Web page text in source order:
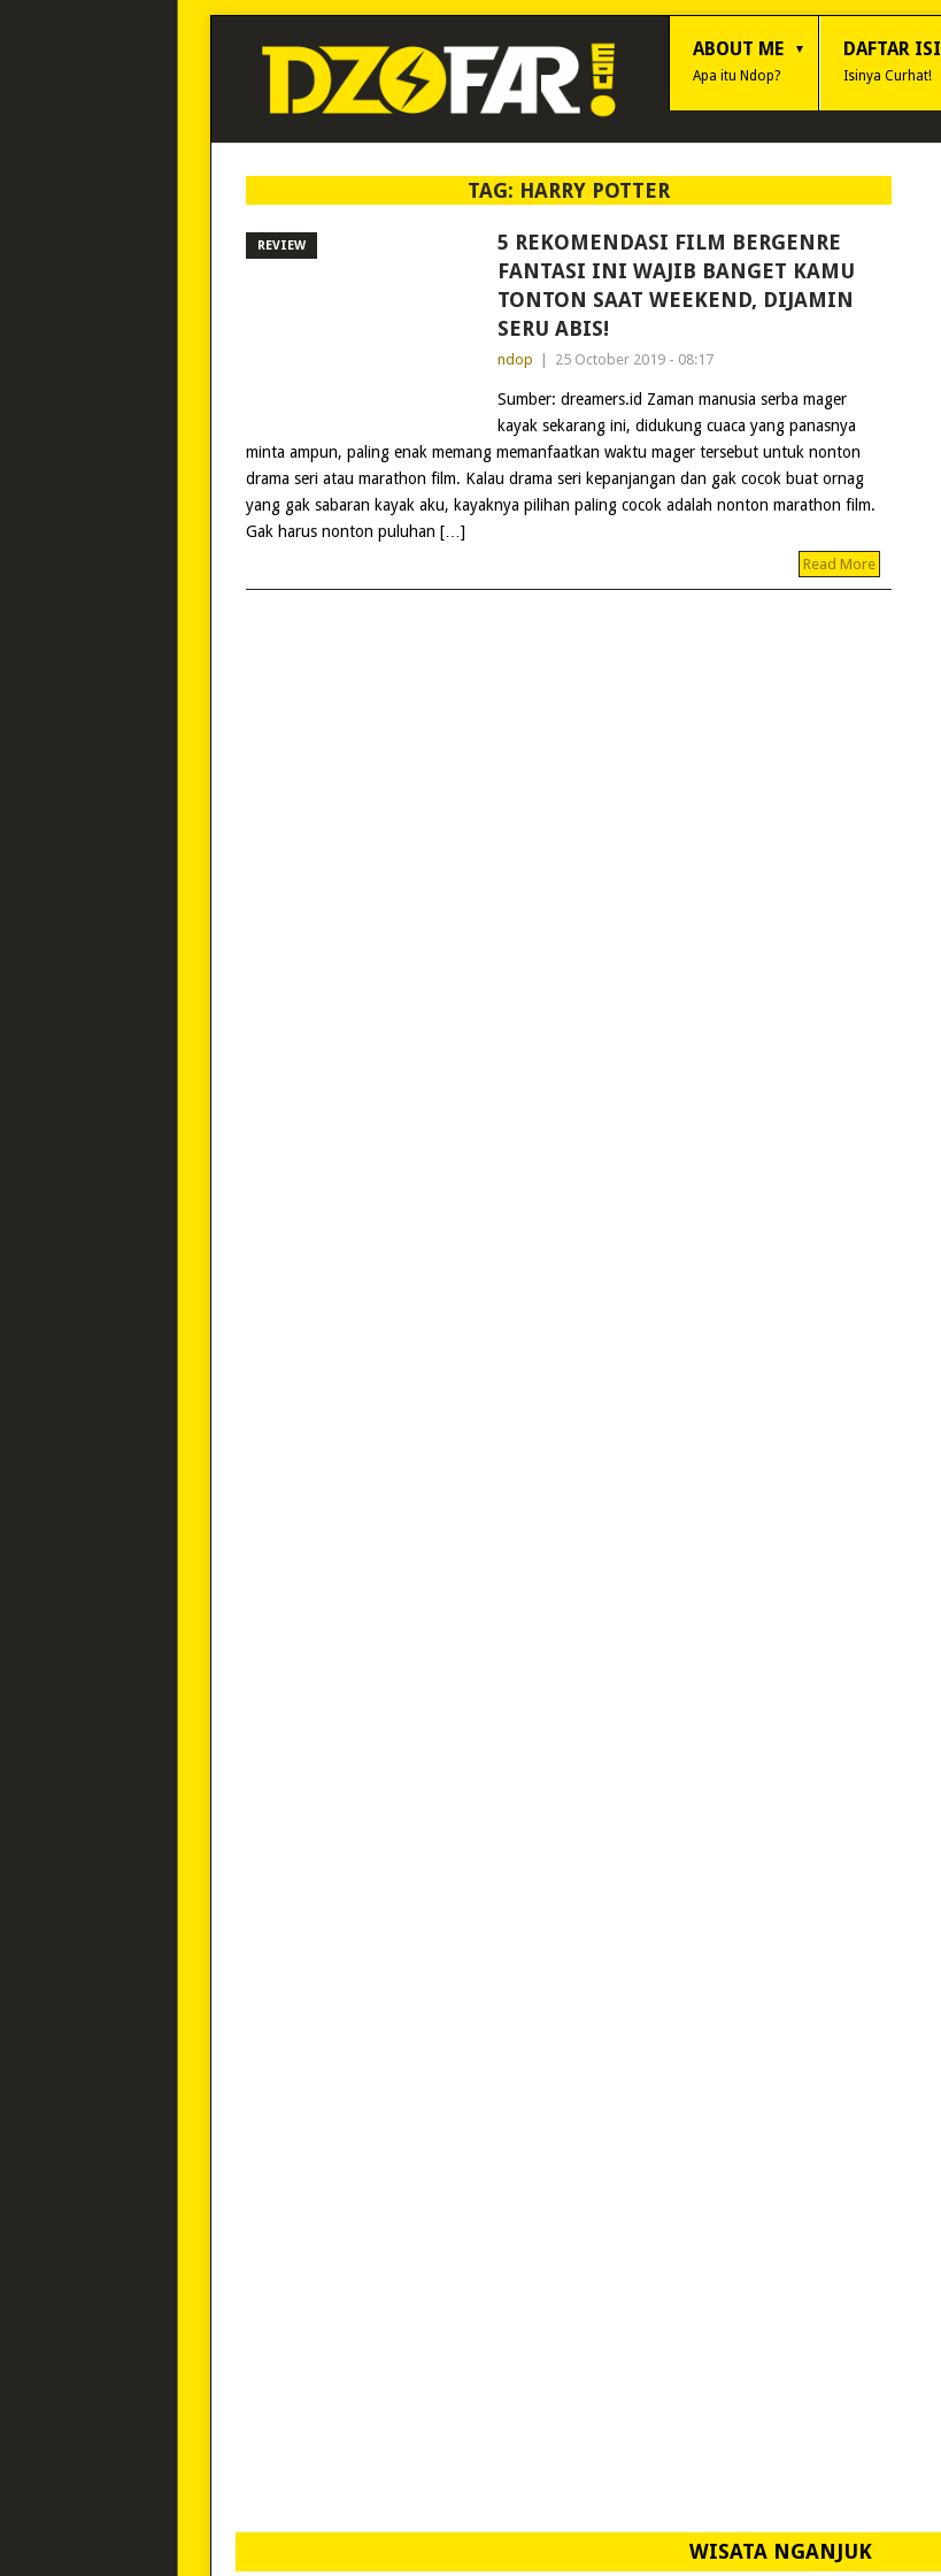
ABOUT ME
Apa itu Ndop?
DAFTAR ISI
Isinya Curhat!
TAG: HARRY POTTER
REVIEW
5 REKOMENDASI FILM BERGENRE
FANTASI INI WAJIB BANGET KAMU
TONTON SAAT WEEKEND, DIJAMIN
SERU ABIS!
ndop 25 October 2019 - 08:17
Sumber: dreamers.id Zaman manusia serba mager
kayak sekarang ini, didukung cuaca yang panasnya
minta ampun, paling enak memang memanfaatkan waktu mager tersebut untuk nonton
drama seri atau marathon film. Kalau drama seri kepanjangan dan gak cocok buat ornag
yang gak sabaran kayak aku, kayaknya pilihan paling cocok adalah nonton marathon film.
Gak harus nonton puluhan […]
Read More
WISATA NGANJUK